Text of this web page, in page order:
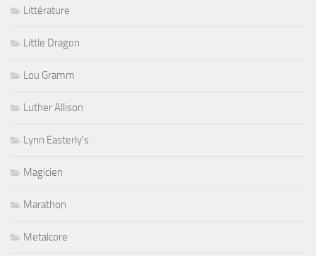
Littérature
Little Dragon
Lou Gramm
Luther Allison
Lynn Easterly's
Magicien
Marathon
Metalcore